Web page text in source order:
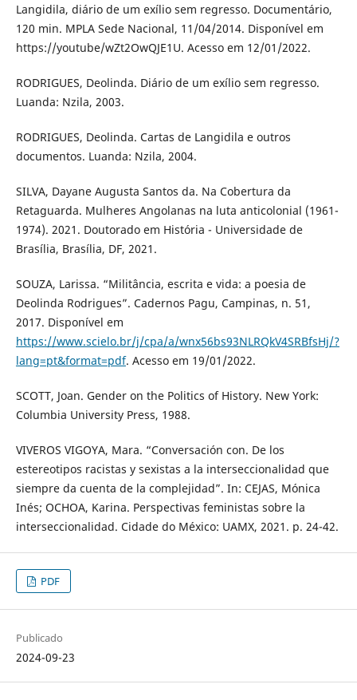
Langidila, diário de um exílio sem regresso. Documentário,
120 min. MPLA Sede Nacional, 11/04/2014. Disponível em
https://youtube/wZt2OwQJE1U. Acesso em 12/01/2022.
RODRIGUES, Deolinda. Diário de um exílio sem regresso.
Luanda: Nzila, 2003.
RODRIGUES, Deolinda. Cartas de Langidila e outros
documentos. Luanda: Nzila, 2004.
SILVA, Dayane Augusta Santos da. Na Cobertura da
Retaguarda. Mulheres Angolanas na luta anticolonial (1961-
1974). 2021. Doutorado em História - Universidade de
Brasília, Brasília, DF, 2021.
SOUZA, Larissa. “Militância, escrita e vida: a poesia de
Deolinda Rodrigues”. Cadernos Pagu, Campinas, n. 51,
2017. Disponível em
https://www.scielo.br/j/cpa/a/wnx56bs93NLRQkV4SRBfsHj/?
lang=pt&format=pdf. Acesso em 19/01/2022.
SCOTT, Joan. Gender on the Politics of History. New York:
Columbia University Press, 1988.
VIVEROS VIGOYA, Mara. “Conversación con. De los
estereotipos racistas y sexistas a la interseccionalidad que
siempre da cuenta de la complejidad”. In: CEJAS, Mónica
Inés; OCHOA, Karina. Perspectivas feministas sobre la
interseccionalidad. Cidade do México: UAMX, 2021. p. 24-42.
PDF
Publicado
2024-09-23